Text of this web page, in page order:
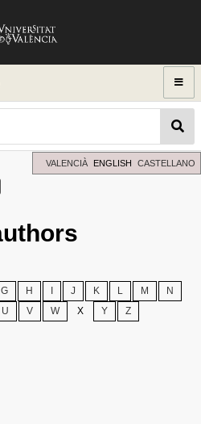
VALENCIÀ ENGLISH CASTELLANO
G H J K L M
N
U V W X Y Z